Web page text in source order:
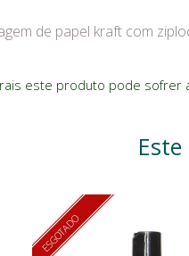
de papel kraft com
este produto pode
ESGOTADO